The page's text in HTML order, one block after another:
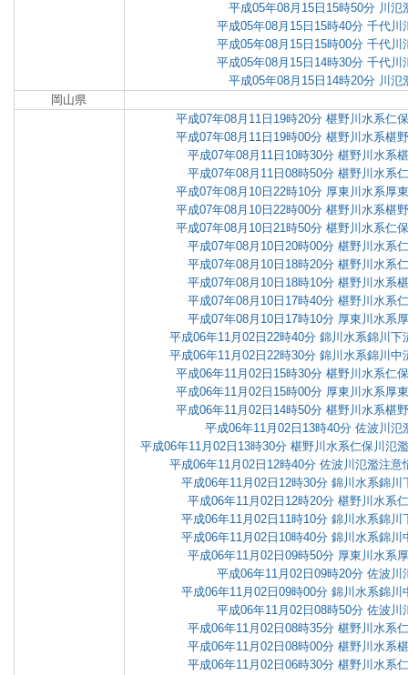
平成05年08月15日15時50分 川氾
平成05年08月15日15時40分 千代川
平成05年08月15日15時00分 千代川
平成05年08月15日14時30分 千代川
平成05年08月15日14時20分 川氾
岡山県
平成07年08月11日19時20分 椹野川水系仁
平成07年08月11日19時00分 椹野川水系椹
平成07年08月11日10時30分 椹野川水系
平成07年08月11日08時50分 椹野川水系
平成07年08月10日22時10分 厚東川水系厚
平成07年08月10日22時00分 椹野川水系椹
平成07年08月10日21時50分 椹野川水系仁
平成07年08月10日20時00分 椹野川水系
平成07年08月10日18時20分 椹野川水系
平成07年08月10日18時10分 椹野川水系
平成07年08月10日17時40分 椹野川水系
平成07年08月10日17時10分 厚東川水系
平成06年11月02日22時40分 錦川水系錦川
平成06年11月02日22時30分 錦川水系錦川
平成06年11月02日15時30分 椹野川水系仁
平成06年11月02日15時00分 厚東川水系厚
平成06年11月02日14時50分 椹野川水系椹
平成06年11月02日13時40分 佐波川氾
平成06年11月02日13時30分 椹野川水系仁保川氾
平成06年11月02日12時40分 佐波川氾濫注
平成06年11月02日12時30分 錦川水系錦
平成06年11月02日12時20分 椹野川水系
平成06年11月02日11時10分 錦川水系錦
平成06年11月02日10時40分 錦川水系錦
平成06年11月02日09時50分 厚東川水系
平成06年11月02日09時20分 佐波川
平成06年11月02日09時00分 錦川水系錦
平成06年11月02日08時50分 佐波川
平成06年11月02日08時35分 椹野川水系
平成06年11月02日08時00分 椹野川水系
平成06年11月02日06時30分 椹野川水系